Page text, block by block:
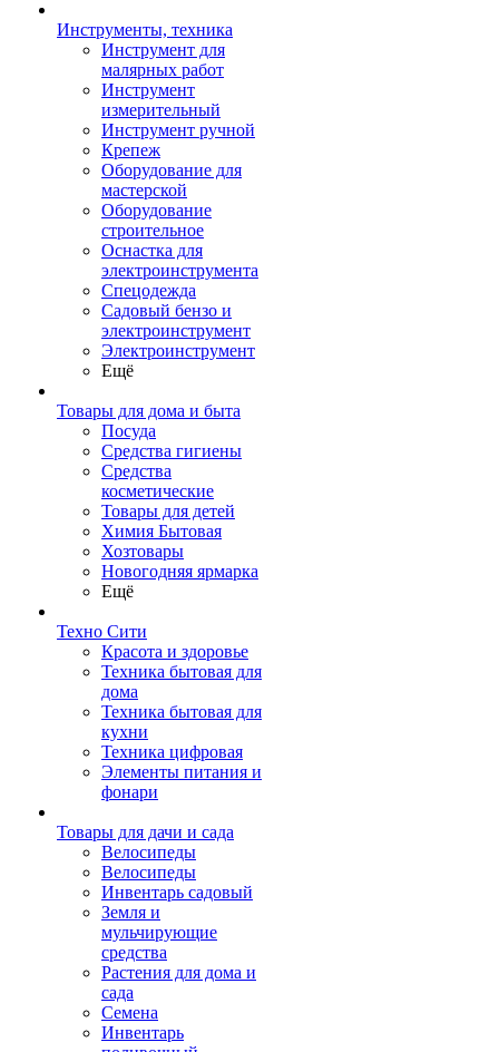
Инструменты, техника
Инструмент для
малярных работ
Инструмент
измерительный
Инструмент ручной
Крепеж
Оборудование для
мастерской
Оборудование
строительное
Оснастка для
электроинструмента
Спецодежда
Садовый бензо и
электроинструмент
Электроинструмент
Ещё
Товары для дома и быта
Посуда
Средства гигиены
Средства
косметические
Товары для детей
Химия Бытовая
Хозтовары
Новогодняя ярмарка
Ещё
Техно Сити
Красота и здоровье
Техника бытовая для
дома
Техника бытовая для
кухни
Техника цифровая
Элементы питания и
фонари
Товары для дачи и сада
Велосипеды
Велосипеды
Инвентарь садовый
Земля и
мульчирующие
средства
Растения для дома и
сада
Семена
Инвентарь